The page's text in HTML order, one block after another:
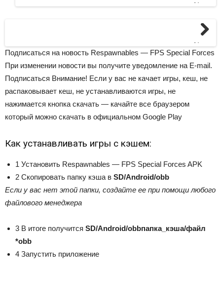
Next
Next
Подписаться на новость Respawnables — FPS Special Forces
При изменении новости вы получите уведомление на E-mail.
Подписаться Внимание! Если у вас не качает игры, кеш, не
распаковывает кеш, не устанавливаются игры, не
нажимается кнопка скачать — качайте все браузером
который можно скачать в официальном Google Play
Как устанавливать игры с кэшем:
1 Установить Respawnables — FPS Special Forces APK
2 Скопировать папку кэша в SD/Android/obb
Если у вас нет этой папки, создайте ее при помощи любого
файлового менеджера
3 В итоге получится SD/Android/obbпапка_кэша/файл
*obb
4 Запустить приложение